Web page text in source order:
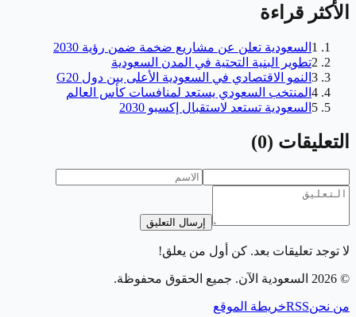
الأكثر قراءة
1 السعودية تعلن عن مشاريع ضخمة ضمن رؤية 2030
2تطوير البنية التحتية في المدن السعودية
3 النمو الاقتصادي في السعودية الأعلى بين دول G20
4 المنتخب السعودي يستعد لمنافسات كأس العالم
5 السعودية تستعد لاستقبال إكسبو 2030
التعليقات (
0
)
إرسال التعليق
لا توجد تعليقات بعد. كن أول من يعلق!
©
2026 السعودية الآن. جميع الحقوق محفوظة.
من نحنRSSخريطة الموقع